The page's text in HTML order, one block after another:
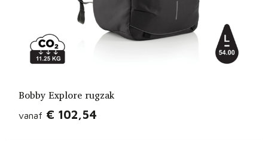
Bobby Explore rugzak
vanaf € 102,54